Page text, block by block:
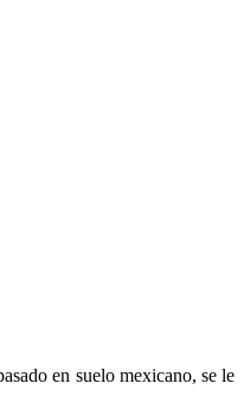
en suelo mexicano, se le